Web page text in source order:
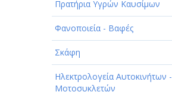
ΤΕΧΝΙΚΑ - ΚΑΤΑΣΚΕΥΑΣΤΙΚΑ
ΤΕΧΝΟΛΟΓΙΑ
ΥΓΕΙΑ - ΙΑΤΡΟΙ
ΦΑΓΗΤΟ
Πρατήρια Υγρών Καυσίμων
Φανοποιεία - Βαφές
Σκάφη
Ηλεκτρολογεία Αυτοκινήτων -
Μοτοσυκλετών